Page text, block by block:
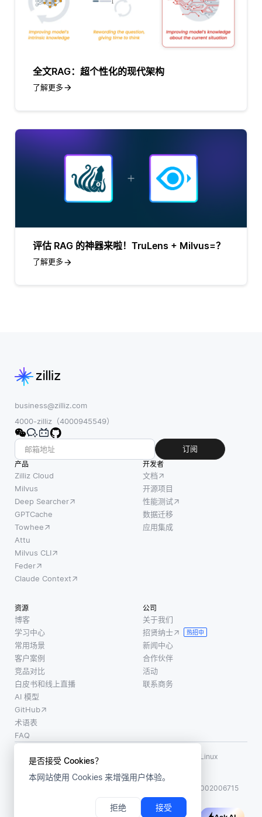
是否接受 Cookies？
本网站使用 Cookies 来增强用户体验。
拒绝 接受
全文RAG：超个性化的现代架构
了解更多
评估 RAG 的神器来啦！TruLens + Milvus=？
了解更多
business@zilliz.com
4000-zilliz（4000945549）
订阅
产品
Zilliz Cloud
Milvus
Deep Searcher
GPTCache
Towhee
Attu
Milvus CLI
Feder
Claude Context
开发者
文档
开源项目
性能测试
数据迁移
应用集成
资源
博客
学习中心
常用场景
客户案例
竞品对比
白皮书和线上直播
AI 模型
GitHub
术语表
FAQ
公司
关于我们
招贤纳士
热招中
新闻中心
合作伙伴
活动
联系商务
使用条款
LF AI、LF AI & Data、Milvus，以及相关的开源项目名称为 Linux
Foundation 所有商标
版权所有 ©2026 上海赜睿信息科技有限公司保留所有权利
沪公网安备31011002006715